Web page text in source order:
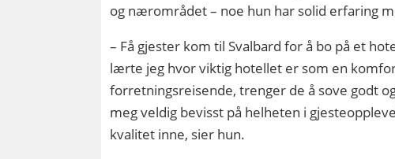
og nærområdet – noe hun har solid erfaring
– Få gjester kom til Svalbard for å bo på et
lærte jeg hvor viktig hotellet er som en
forretningsreisende, trenger de å sove godt
meg veldig bevisst på helheten i
kvalitet inne, sier hun.